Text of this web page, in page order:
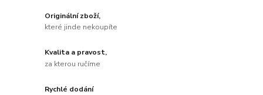
Originální zboží,
které jinde nekoupíte
Kvalita a pravost,
za kterou ručíme
Rychlé dodání